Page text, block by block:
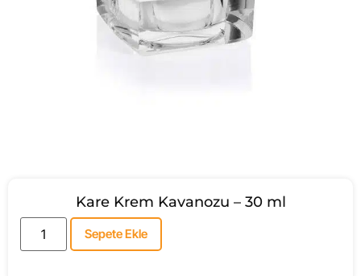
Kare Krem Kavanozu – 30 ml
Sepete Ekle